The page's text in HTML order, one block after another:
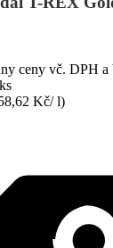
ceny vč. DPH a
ks
Kč/ l)